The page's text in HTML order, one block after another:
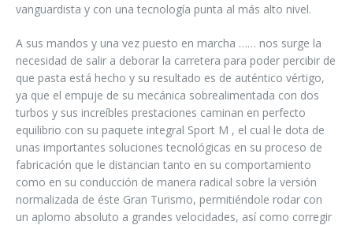
vanguardista y con una tecnología punta al más alto nivel.
A sus mandos y una vez puesto en marcha …… nos surge la
necesidad de salir a deborar la carretera para poder percibir de
que pasta está hecho y su resultado es de auténtico vértigo,
ya que el empuje de su mecánica sobrealimentada con dos
turbos y sus increíbles prestaciones caminan en perfecto
equilibrio con su paquete integral Sport M , el cual le dota de
unas importantes soluciones tecnológicas en su proceso de
fabricación que le distancian tanto en su comportamiento
como en su conducción de manera radical sobre la versión
normalizada de éste Gran Turismo, permitiéndole rodar con
un aplomo absoluto a grandes velocidades, así como corregir